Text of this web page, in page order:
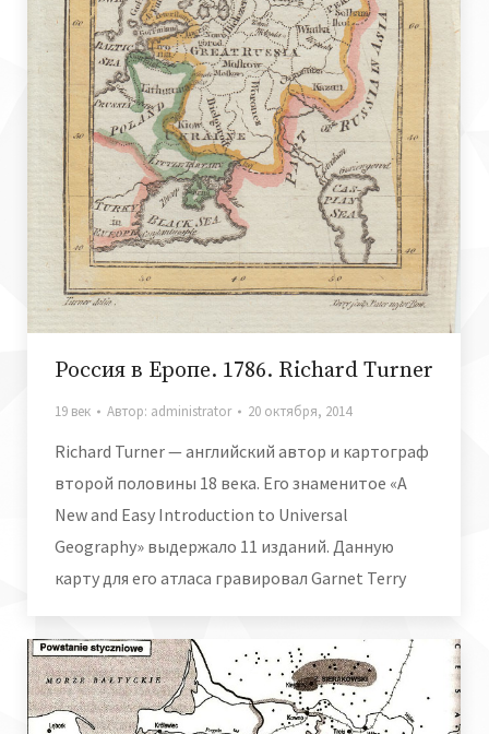
Россия в Еропе. 1786. Richard Turner
19 век Автор: administrator 20 октября, 2014
Richard Turner — английский автор и картограф
второй половины 18 века. Его знаменитое «A
New and Easy Introduction to Universal
Geography» выдержало 11 изданий. Данную
карту для его атласа гравировал Garnet Terry